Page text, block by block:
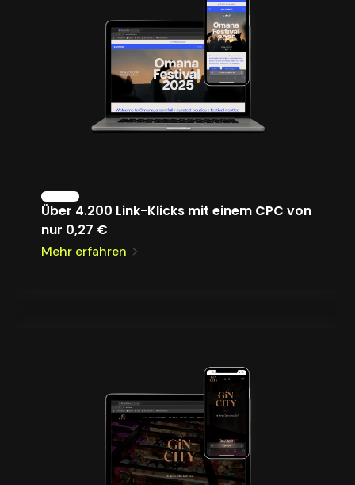
Über 4.200 Link-Klicks mit einem CPC von
nur 0,27 €
Mehr erfahren